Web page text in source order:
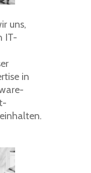
uns,
IT-
in